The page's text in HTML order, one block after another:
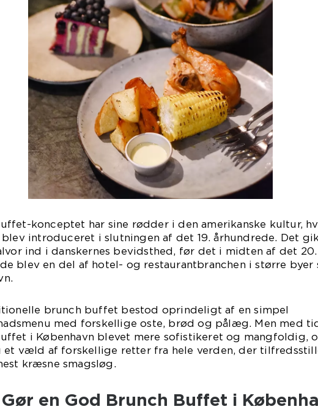
konceptet har sine rødder i den amerikanske kultur,
introduceret i slutningen af det 19. århundrede. Det
ind i danskernes bevidsthed, før det i midten af det 20.
blev en del af hotel- og restaurantbranchen i større byer
brunch buffet bestod oprindeligt af en simpel
med forskellige oste, brød og pålæg. Men med
i København blevet mere sofistikeret og mangfoldig,
et væld af forskellige retter fra hele verden, der
kræsne smagsløg.
en God Brunch Buffet i